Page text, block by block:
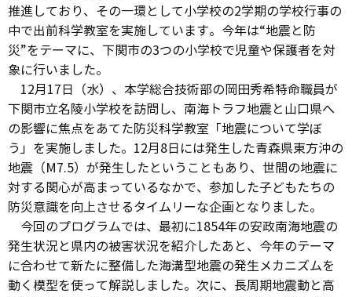
推進しており、その一環として小学校の2学期の学校行事の
中で出前科学教室を実施しています。今年は“地震と防
災”をテーマに、下関市の3つの小学校で児童や保護者を対
象に行いました。
12月17日（水）、本学総合技術部の岡田秀希特命職員が
下関市立名陵小学校を訪問し、南海トラフ地震と山口県へ
の影響に焦点をあてた防災科学教室「地震について学ぼ
う」を実施しました。12月8日には発生した青森県東方沖の
地震（M7.5）が発生したということもあり、世間の地震に
対する関心が高まっているなかで、参加した子どもたちの
防災意識を向上させるタイムリーな企画となりました。
今回のプログラムでは、最初に1854年の安政南海地震の
発生状況と県内の被害状況を紹介したあと、今年のテーマ
に合わせて新たに整備した海溝型地震の発生メカニズムを
動く模型を使って解説しました。次に、長周期地震動と高